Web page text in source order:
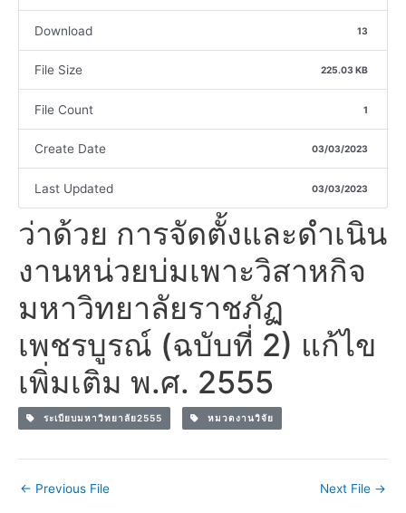
Download 13
File Size 225.03 KB
File Count 1
Create Date 03/03/2023
Last Updated 03/03/2023
ว่าด้วย การจัดตั้งและดำเนิน
งานหน่วยบ่มเพาะวิสาหกิจ
มหาวิทยาลัยราชภัฏ
เพชรบูรณ์ (ฉบับที่ 2) แก้ไข
เพิ่มเติม พ.ศ. 2555
ระเบียบมหาวิทยาลัย2555 หมวดงานวิจัย
← Previous File Next File →